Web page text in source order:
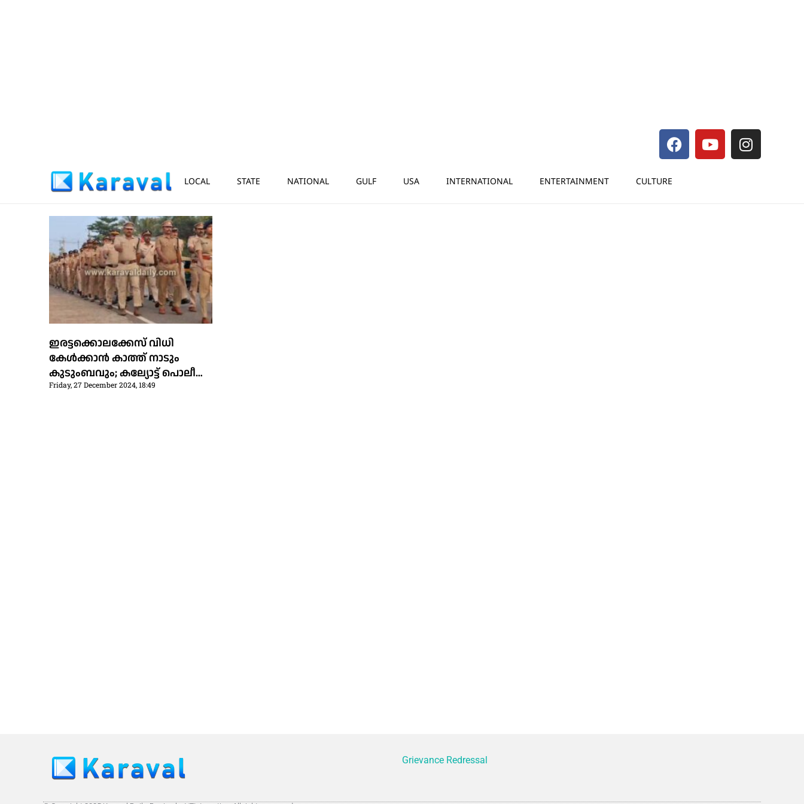
LOCAL STATE NATIONAL GULF USA INTERNATIONAL ENTERTAINMENT CULTURE
ഇരട്ടക്കൊലക്കേസ് വിധി
കേള്‍ക്കാന്‍ കാത്ത് നാടും
കുടുംബവും; കല്യോട്ട് പൊലീസ്
റൂട്ട് മാര്‍ച്ച് നടത്തി, പട്രോളിംഗും
Friday, 27 December 2024, 18:49
Grievance Redressal